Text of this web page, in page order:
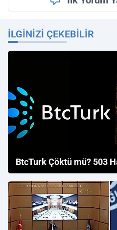
İLGINIZI ÇEKEBILIR
BtcTurk Çöktü mü? 503